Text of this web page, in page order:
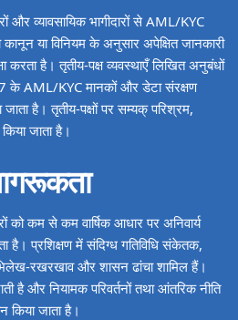
और व्यावसायिक भागीदारों से AML/KYC
या विनियम के अनुसार अपेक्षित जानकारी
करता है। तृतीय‑पक्ष व्यवस्थाएँ लिखित अनुबंधों
के AML/KYC मानकों और डेटा संरक्षण
जाता है। तृतीय‑पक्षों पर सम्यक् परिश्रम,
जाता है।
को कम से कम वार्षिक आधार पर अनिवार्य
है। प्रशिक्षण में संदिग्ध गतिविधि संकेतक,
और शासन ढांचा शामिल हैं।
है और नियामक परिवर्तनों तथा आंतरिक नीति
किया जाता है।